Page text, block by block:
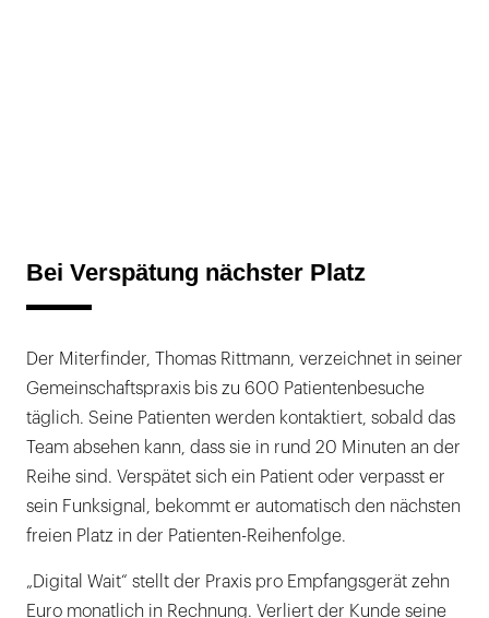
Bei Verspätung nächster Platz
Der Miterfinder, Thomas Rittmann, verzeichnet in seiner
Gemeinschaftspraxis bis zu 600 Patientenbesuche
täglich. Seine Patienten werden kontaktiert, sobald das
Team absehen kann, dass sie in rund 20 Minuten an der
Reihe sind. Verspätet sich ein Patient oder verpasst er
sein Funksignal, bekommt er automatisch den nächsten
freien Platz in der Patienten-Reihenfolge.
„Digital Wait“ stellt der Praxis pro Empfangsgerät zehn
Euro monatlich in Rechnung. Verliert der Kunde seine